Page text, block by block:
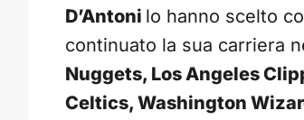
D’Antoni lo hanno scelto
continuato la sua carriera
Nuggets, Los Angeles
Celtics, Washington